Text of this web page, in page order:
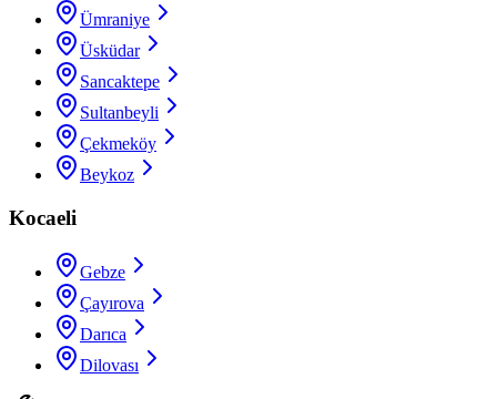
Ümraniye
Üsküdar
Sancaktepe
Sultanbeyli
Çekmeköy
Beykoz
Kocaeli
Gebze
Çayırova
Darıca
Dilovası